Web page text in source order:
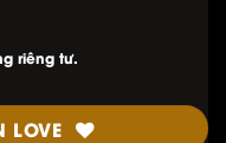
riêng tư.
LOVE